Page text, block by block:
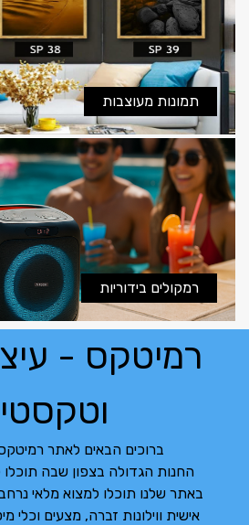
תמונות מעוצבות
רמקולים בידוריות
רמיטקס -
ברוכים הבאים לאתר
החנות הגדולה בצפון שבה
באתר שלנו תוכלו למצוא מלאי
אישית ווילונות זברה, מצעים וכלי